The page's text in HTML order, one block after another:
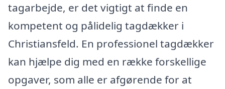
tagarbejde, er det vigtigt at finde en
kompetent og pålidelig tagdækker i
Christiansfeld. En professionel tagdækker
kan hjælpe dig med en række forskellige
opgaver, som alle er afgørende for at